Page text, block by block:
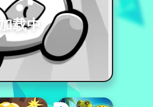
加载中